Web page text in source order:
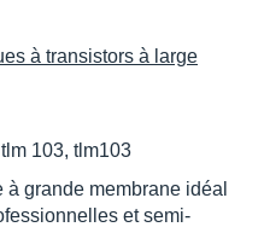
à transistors à large
tlm 103, tlm103
grande membrane idéal
et semi-